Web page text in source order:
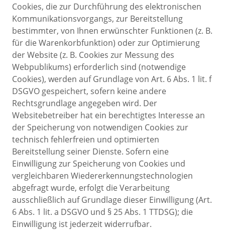
Cookies, die zur Durchführung des elektronischen
Kommunikationsvorgangs, zur Bereitstellung
bestimmter, von Ihnen erwünschter Funktionen (z. B.
für die Warenkorbfunktion) oder zur Optimierung
der Website (z. B. Cookies zur Messung des
Webpublikums) erforderlich sind (notwendige
Cookies), werden auf Grundlage von Art. 6 Abs. 1 lit. f
DSGVO gespeichert, sofern keine andere
Rechtsgrundlage angegeben wird. Der
Websitebetreiber hat ein berechtigtes Interesse an
der Speicherung von notwendigen Cookies zur
technisch fehlerfreien und optimierten
Bereitstellung seiner Dienste. Sofern eine
Einwilligung zur Speicherung von Cookies und
vergleichbaren Wiedererkennungstechnologien
abgefragt wurde, erfolgt die Verarbeitung
ausschließlich auf Grundlage dieser Einwilligung (Art.
6 Abs. 1 lit. a DSGVO und § 25 Abs. 1 TTDSG); die
Einwilligung ist jederzeit widerrufbar.